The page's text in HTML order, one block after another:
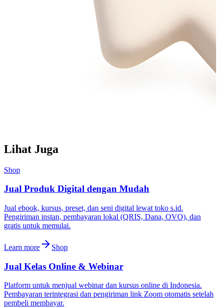
Lihat Juga
Shop
Jual Produk Digital dengan Mudah
Jual ebook, kursus, preset, dan seni digital lewat toko s.id.
Pengiriman instan, pembayaran lokal (QRIS, Dana, OVO), dan
gratis untuk memulai.
Learn more Shop
Jual Kelas Online & Webinar
Platform untuk menjual webinar dan kursus online di Indonesia.
Pembayaran terintegrasi dan pengiriman link Zoom otomatis setelah
pembeli membayar.